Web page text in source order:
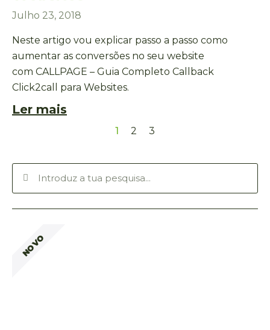
Julho 23, 2018
Neste artigo vou explicar passo a passo como
aumentar as conversões no seu website
com CALLPAGE – Guia Completo Callback
Click2call para Websites.
Ler mais
1 2 3
NOVO